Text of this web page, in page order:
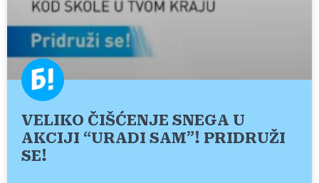
VELIKO ČIŠĆENJE SNEGA U
AKCIJI “URADI SAM”! PRIDRUŽI
SE!